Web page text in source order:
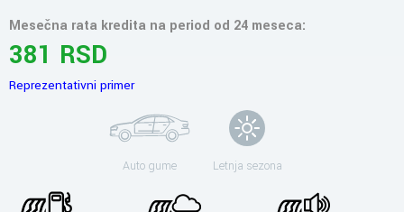
Mesečna rata kredita na period od 24 meseca:
381 RSD
Reprezentativni primer
Auto gume Letnja sezona